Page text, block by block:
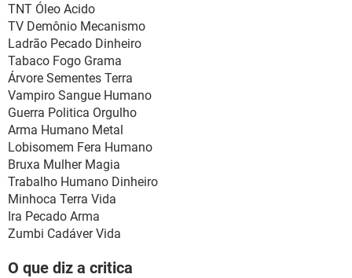
TNT Óleo Acido
TV Demônio Mecanismo
Ladrão Pecado Dinheiro
Tabaco Fogo Grama
Árvore Sementes Terra
Vampiro Sangue Humano
Guerra Politica Orgulho
Arma Humano Metal
Lobisomem Fera Humano
Bruxa Mulher Magia
Trabalho Humano Dinheiro
Minhoca Terra Vida
Ira Pecado Arma
Zumbi Cadáver Vida
O que diz a critica